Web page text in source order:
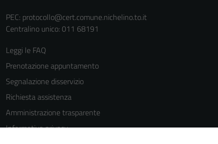
PEC: protocollo@cert.comune.nichelino.to.it
Centralino unico: 011 68191
Leggi le FAQ
Prenotazione appuntamento
Segnalazione disservizio
Richiesta assistenza
Amministrazione trasparente
Informativa privacy